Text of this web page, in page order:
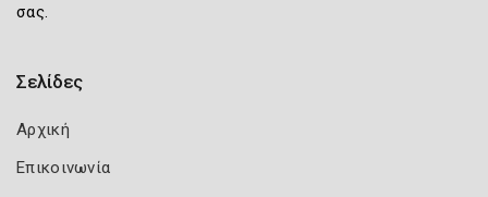
σας.
Σελίδες
Αρχική
Επικοινωνία